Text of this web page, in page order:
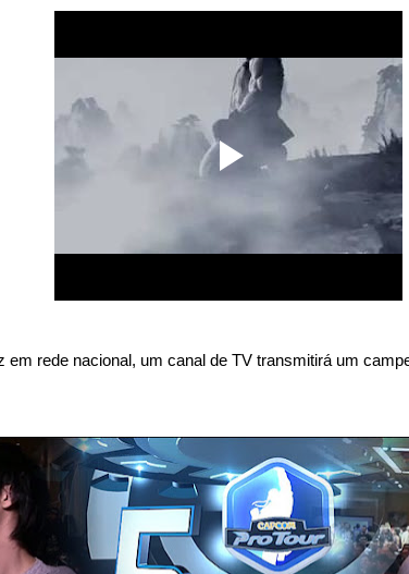
em rede nacional, um canal de TV transmitirá um